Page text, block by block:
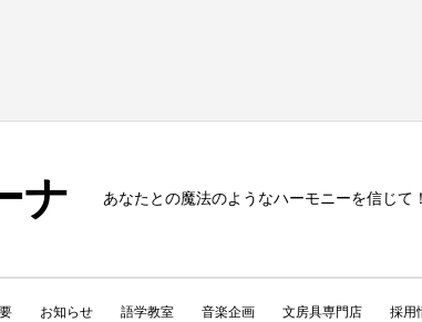
ナ あなたとの魔法のようなハーモニーを信じて
お知らせ 語学教室 音楽企画 文房具専門店 採用